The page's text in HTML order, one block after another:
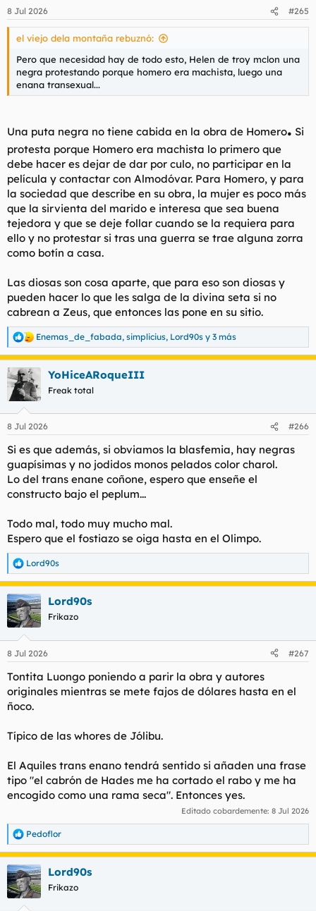
8 Jul 2026 #265
el viejo dela montaña rebuznó:
Pero que necesidad hay de todo esto, Helen de troy mclon una
negra protestando porque homero era machista, luego una
enana transexual...
Una puta negra no tiene cabida en la obra de Homero. Si
protesta porque Homero era machista lo primero que
debe hacer es dejar de dar por culo, no participar en la
película y contactar con Almodóvar. Para Homero, y para
la sociedad que describe en su obra, la mujer es poco más
que la sirvienta del marido e interesa que sea buena
tejedora y que se deje follar cuando se la requiera para
ello y no protestar si tras una guerra se trae alguna zorra
como botín a casa.
Las diosas son cosa aparte, que para eso son diosas y
pueden hacer lo que les salga de la divina seta si no
cabrean a Zeus, que entonces las pone en su sitio.
R
e
a
c
c
e
s
:
Enemas_de_fabada, simplicius, Lord90s y 3 más
YoHiceARoqueIII
Freak total
8 Jul 2026 #266
Si es que además, si obviamos la blasfemia, hay negras
guapísimas y no jodidos monos pelados color charol.
Lo del trans enane coñone, espero que enseñe el
constructo bajo el peplum...
Todo mal, todo muy mucho mal.
Espero que el fostiazo se oiga hasta en el Olimpo.
R
e
a
c
c
i
e
:
Lord90s
Lord90s
Frikazo
8 Jul 2026 #267
Tontita Luongo poniendo a parir la obra y autores
originales mientras se mete fajos de dólares hasta en el
ñoco.
Típico de las whores de Jólibu.
El Aquiles trans enano tendrá sentido si añaden una frase
tipo "el cabrón de Hades me ha cortado el rabo y me ha
encogido como una rama seca". Entonces yes.
Editado cobardemente: 8 Jul 2026
R
e
a
c
c
i
Pedoflor
Lord90s
Frikazo